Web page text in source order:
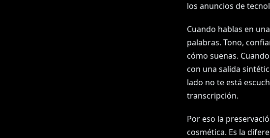
los anuncios de
Cuando hablas en
palabras. Tono,
cómo suenas.
con una salida
lado no te está
transcripción.
Por eso la
cosmética. Es la